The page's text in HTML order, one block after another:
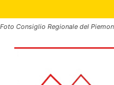
Foto Consiglio Regionale del